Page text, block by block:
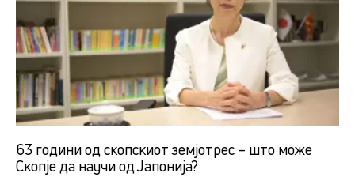
63 години од скопскиот земјотрес – што може
Скопје да научи од Јапонија?